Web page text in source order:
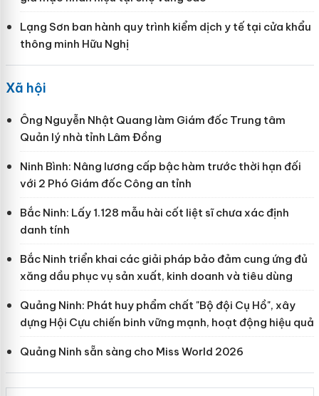
Lạng Sơn ban hành quy trình kiểm dịch y tế tại cửa khẩu
thông minh Hữu Nghị
Xã hội
Ông Nguyễn Nhật Quang làm Giám đốc Trung tâm
Quản lý nhà tỉnh Lâm Đồng
Ninh Bình: Nâng lương cấp bậc hàm trước thời hạn đối
với 2 Phó Giám đốc Công an tỉnh
Bắc Ninh: Lấy 1.128 mẫu hài cốt liệt sĩ chưa xác định
danh tính
Bắc Ninh triển khai các giải pháp bảo đảm cung ứng đủ
xăng dầu phục vụ sản xuất, kinh doanh và tiêu dùng
Quảng Ninh: Phát huy phẩm chất "Bộ đội Cụ Hồ", xây
dựng Hội Cựu chiến binh vững mạnh, hoạt động hiệu quả
Quảng Ninh sẵn sàng cho Miss World 2026